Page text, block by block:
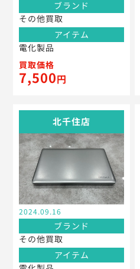
ブランド
その他買取
アイテム
電化製品
買取価格
7,500円
北千住店
2024.09.16
ブランド
その他買取
アイテム